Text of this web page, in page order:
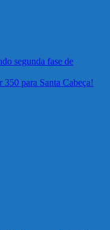
segunda fase de
para Santa Cabeça!